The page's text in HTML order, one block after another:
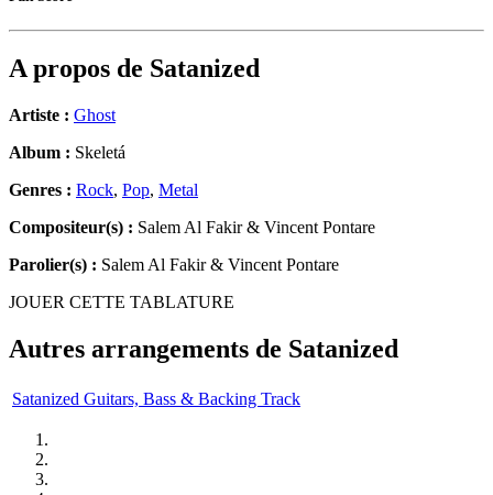
A propos de Satanized
Artiste : Ghost
Album : Skeletá
Genres : Rock, Pop, Metal
Compositeur(s) : Salem Al Fakir & Vincent Pontare
Parolier(s) : Salem Al Fakir & Vincent Pontare
JOUER CETTE TABLATURE
Autres arrangements de Satanized
Satanized Guitars, Bass & Backing Track